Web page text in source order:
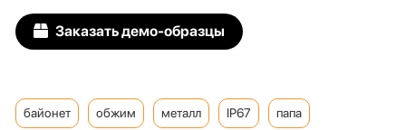
Заказать демо-образцы
байонет обжим металл IP67 папа